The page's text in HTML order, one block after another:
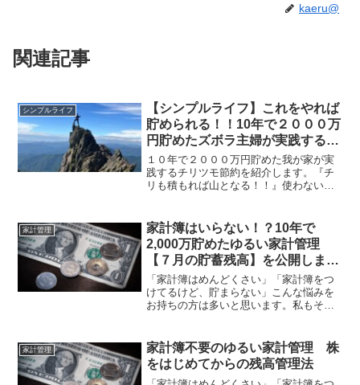
kaeru@
関連記事
シンプルライフ
【シンプルライフ】これをやれば
貯められる！！10年で２０００万
円貯めたズボラ主婦が実践する、
チリツモ節約
１０年で２０００万円貯めた我が家が実
践するチリツモ節約を紹介します。『チ
リも積もれば山となる！！』使わない・
剤、食器洗い洗剤があればだいたいいけ
ます！！・洗顔フォーム...
家計管理
家計簿はいらない！？10年で
2,000万貯めたゆるい家計管理
【７月の貯蓄残高】を公開しま
す！
「家計簿はめんどくさい」「家計簿をつ
けてるけど、貯まらない」こんな悩みを
お持ちの方は多いと思います。私もそう
前、月に１回残高を管理する『残高管理
法』に変えたことで貯蓄...
家計管理
家計簿不要のゆるい家計管理 株
をはじめてからの残高管理法